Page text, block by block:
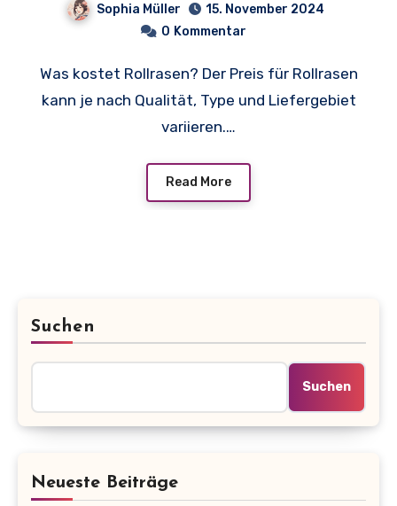
Sophia Müller
15. November 2024
0 Kommentar
Was kostet Rollrasen? Der Preis für Rollrasen
kann je nach Qualität, Type und Liefergebiet
variieren.…
Read More
Suchen
Suchen
Neueste Beiträge